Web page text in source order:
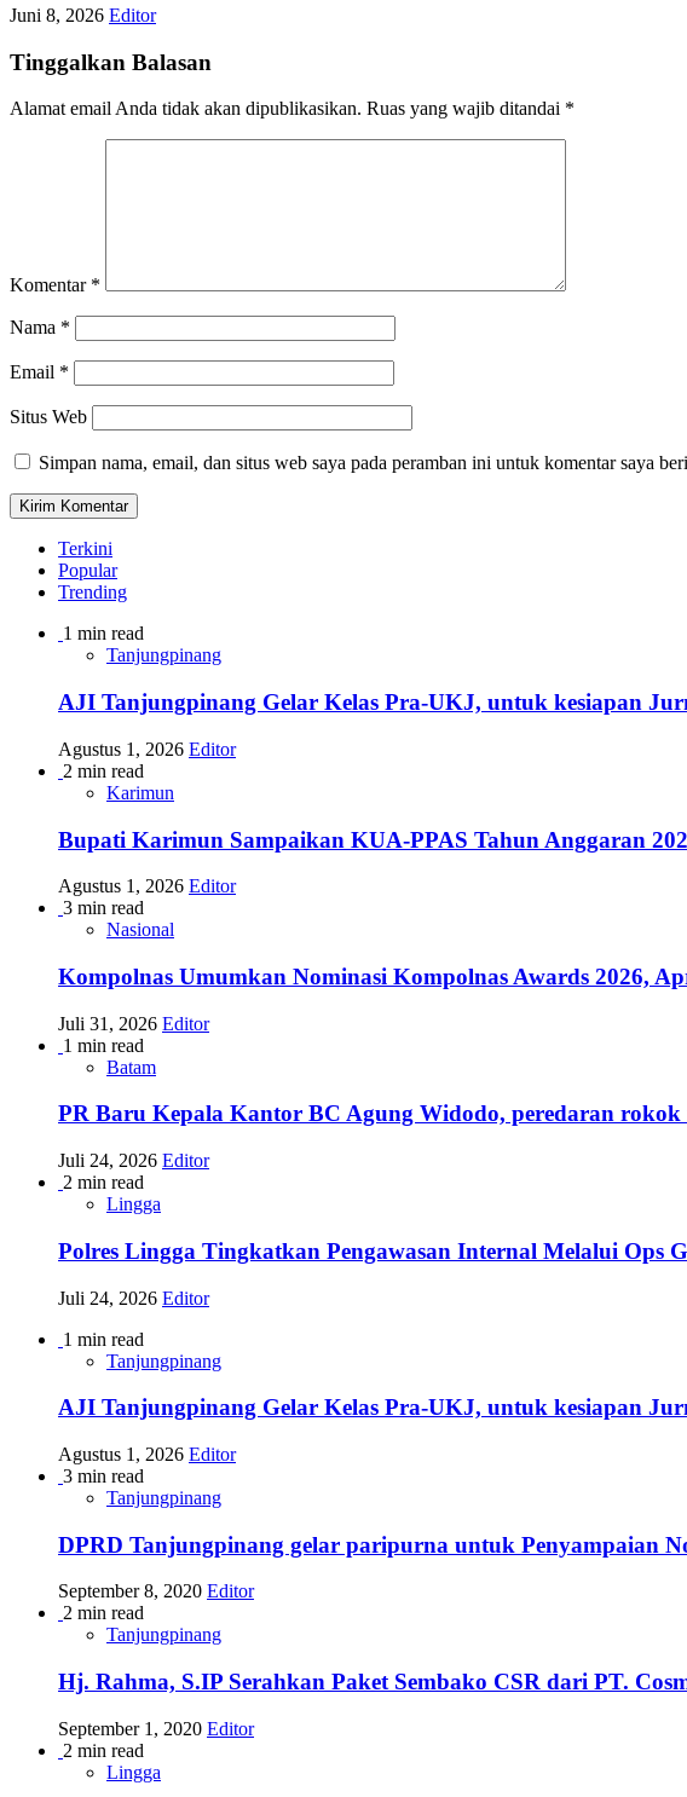
Juni 8, 2026 Editor
Tinggalkan Balasan
Alamat email Anda tidak akan dipublikasikan. Ruas yang wajib ditandai *
Komentar *
Nama *
Email *
Situs Web
Simpan nama, email, dan situs web saya pada peramban ini untuk komentar saya
Terkini
Popular
Trending
1 min read
Tanjungpinang
AJI Tanjungpinang Gelar Kelas Pra-UKJ, untuk kesiapan
Agustus 1, 2026 Editor
2 min read
Karimun
Bupati Karimun Sampaikan KUA-PPAS Tahun Anggaran
Agustus 1, 2026 Editor
3 min read
Nasional
Kompolnas Umumkan Nominasi Kompolnas Awards 2026,
Juli 31, 2026 Editor
1 min read
Batam
PR Baru Kepala Kantor BC Agung Widodo, peredaran
Juli 24, 2026 Editor
2 min read
Lingga
Polres Lingga Tingkatkan Pengawasan Internal Melalui Ops
Juli 24, 2026 Editor
1 min read
Tanjungpinang
AJI Tanjungpinang Gelar Kelas Pra-UKJ, untuk kesiapan
Agustus 1, 2026 Editor
3 min read
Tanjungpinang
DPRD Tanjungpinang gelar paripurna untuk Penyampaian
September 8, 2020 Editor
2 min read
Tanjungpinang
Hj. Rahma, S.IP Serahkan Paket Sembako CSR dari PT.
September 1, 2020 Editor
2 min read
Lingga